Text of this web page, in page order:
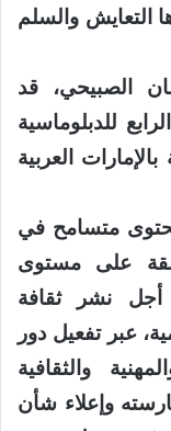
التعايش والسلم
الصبيحي، قد
للدبلوماسية
العربية
متسامح في
على مستوى
أجل نشر ثقافة
عبر تفعيل دور
والثقافية
وإعلاء شأن